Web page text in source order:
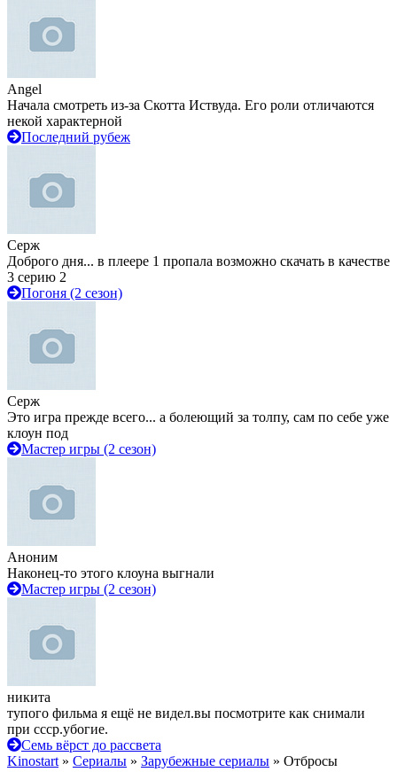
Angel
Начала смотреть из-за Скотта Иствуда. Его роли отличаются
некой характерной
Последний рубеж
Серж
Доброго дня... в плеере 1 пропала возможно скачать в качестве
3 серию 2
Погоня (2 сезон)
Серж
Это игра прежде всего... а болеющий за толпу, сам по себе уже
клоун под
Мастер игры (2 сезон)
Аноним
Наконец-то этого клоуна выгнали
Мастер игры (2 сезон)
никита
тупого фильма я ещё не видел.вы посмотрите как снимали
при ссср.убогие.
Семь вёрст до рассвета
Kinostart » Сериалы » Зарубежные сериалы » Отбросы